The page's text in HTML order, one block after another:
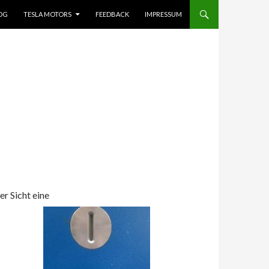
TESLA MOTORS FEEDBACK IMPRESSUM
Sicht eine